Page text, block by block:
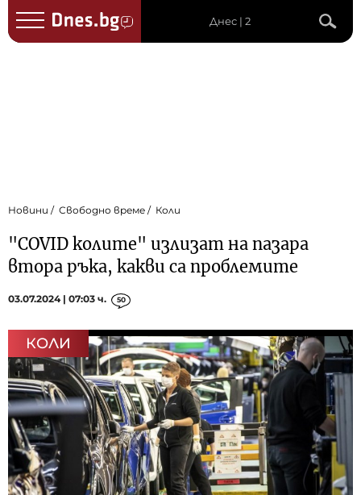
Днес | 2
Новини Свободно време Коли
"COVID колите" излизат на пазара
втора ръка, какви са проблемите
03.07.2024 | 07:03 ч. 50
КОЛИ